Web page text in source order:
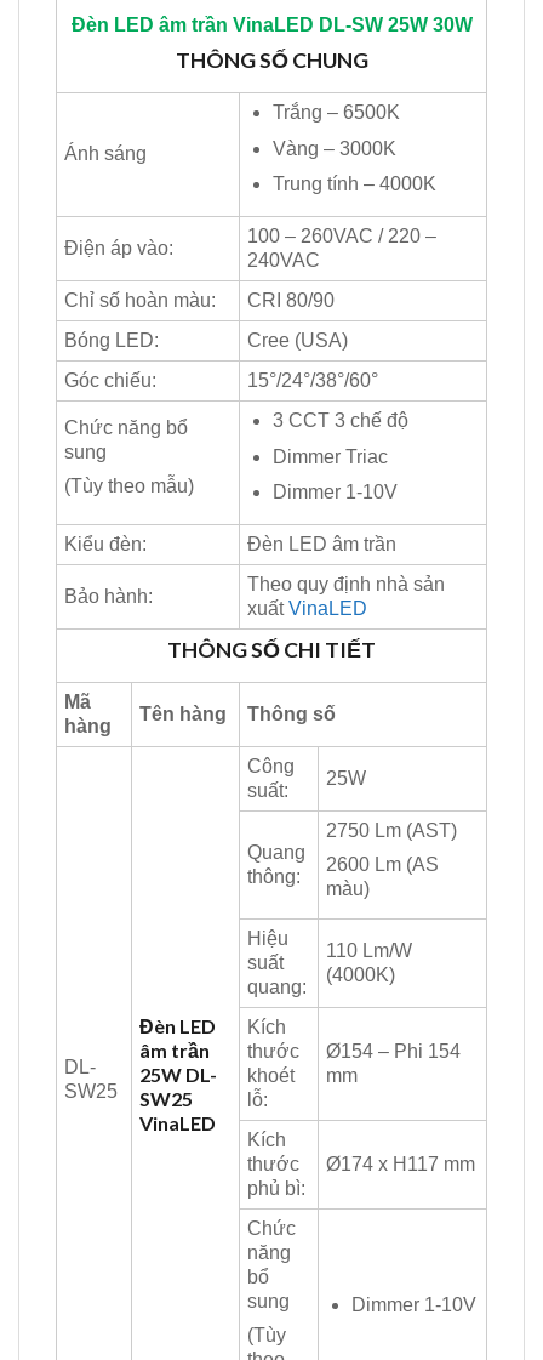
Đèn LED âm trần VinaLED DL-SW 25W 30W
THÔNG SỐ CHUNG
Ánh sáng
Trắng – 6500K
Vàng – 3000K
Trung tính – 4000K
Điện áp vào:
100 – 260VAC / 220 –
240VAC
Chỉ số hoàn màu:
CRI 80/90
Bóng LED:
Cree (USA)
Góc chiếu:
15°/24°/38°/60°
Chức năng bổ
sung
(Tùy theo mẫu)
3 CCT 3 chế độ
Dimmer Triac
Dimmer 1-10V
Kiểu đèn: Đèn LED âm trần
Bảo hành:
Theo quy định nhà sản
xuấtVinaLED
THÔNG SỐ CHI TIẾT
Mã
hàng
Tên hàng Thông số
DL-
SW25
Đèn LED
âm trần
25W DL-
SW25
VinaLED
Công
suất:
25W
Quang
thông:
2750 Lm (AST)
2600 Lm (AS
màu)
Hiệu
suất
quang:
110 Lm/W
(4000K)
Kích
thước
khoét
lỗ:
Ø154 – Phi 154
mm
Kích
thước
phủ bì:
Ø174 x H117 mm
Chức
năng
bổ
sung
(Tùy
Dimmer 1-10V